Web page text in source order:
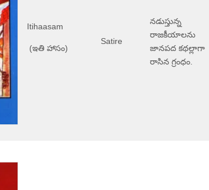
Itihaasam
(ఇతి హాసం)
Satire
నడుస్తున్న
రాజకీయాలను
జానపద కథల్లాగా
రాసిన గ్రంధం.